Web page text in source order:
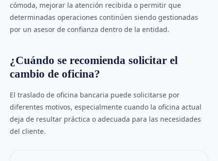
cómoda, mejorar la atención recibida o permitir que
determinadas operaciones continúen siendo gestionadas
por un asesor de confianza dentro de la entidad.
¿Cuándo se recomienda solicitar el
cambio de oficina?
El traslado de oficina bancaria puede solicitarse por
diferentes motivos, especialmente cuando la oficina actual
deja de resultar práctica o adecuada para las necesidades
del cliente.